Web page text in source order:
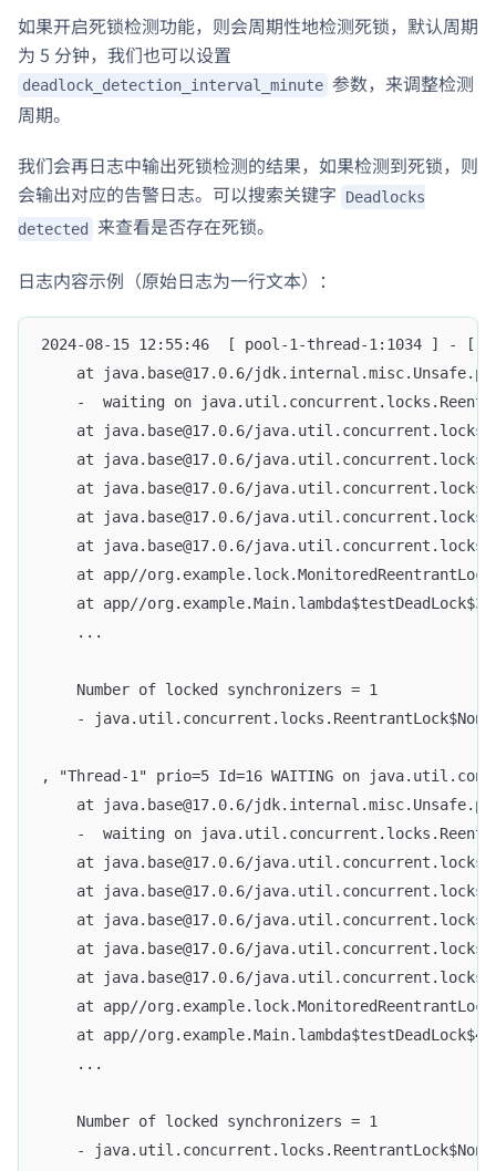
如果开启死锁检测功能，则会周期性地检测死锁，默认周期
为 5 分钟，我们也可以设置
deadlock_detection_interval_minute 参数，来调整检测
周期。
我们会再日志中输出死锁检测的结果，如果检测到死锁，则
会输出对应的告警日志。可以搜索关键字
Deadlocks
detected 来查看是否存在死锁。
日志内容示例（原始日志为一行文本）：
2024-08-15 12:55:46  [ pool-1-thread-1:1034 ] - [
at java.base@17.0.6/
-  waiting on
at java.base@17.0.6/
at java.base@17.0.6/
at java.base@17.0.6/
at java.base@17.0.6/
at java.base@17.0.6/
at app//
at app//
	...
	Number of locked synchronizers = 1
-
, "Thread-1" prio=5 Id=16 WAITING on
at java.base@17.0.6/
-  waiting on
at java.base@17.0.6/
at java.base@17.0.6/
at java.base@17.0.6/
at java.base@17.0.6/
at java.base@17.0.6/
at app//
at app//
	...
	Number of locked synchronizers = 1
-